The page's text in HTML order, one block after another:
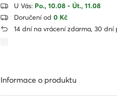
U Vás: Po., 10.08 - Út., 11.08
Doručení od 0 Kč
14 dní na vrácení zdarma, 30
Informace o produktu